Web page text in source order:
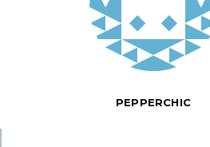
PEPPERCHIC